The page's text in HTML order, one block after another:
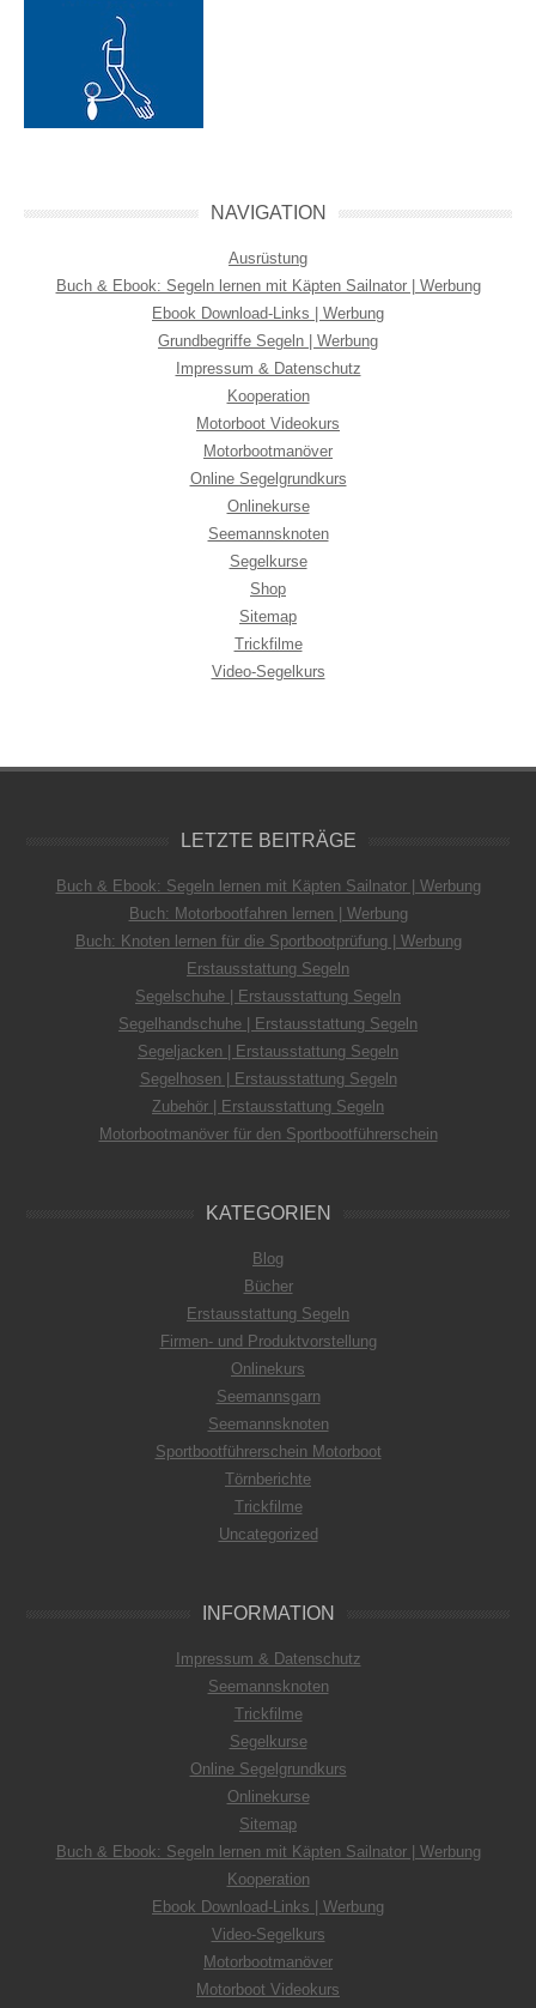
NAVIGATION
Ausrüstung
Buch & Ebook: Segeln lernen mit Käpten Sailnator | Werbung
Ebook Download-Links | Werbung
Grundbegriffe Segeln | Werbung
Impressum & Datenschutz
Kooperation
Motorboot Videokurs
Motorbootmanöver
Online Segelgrundkurs
Onlinekurse
Seemannsknoten
Segelkurse
Shop
Sitemap
Trickfilme
Video-Segelkurs
LETZTE BEITRÄGE
Buch & Ebook: Segeln lernen mit Käpten Sailnator | Werbung
Buch: Motorbootfahren lernen | Werbung
Buch: Knoten lernen für die Sportbootprüfung | Werbung
Erstausstattung Segeln
Segelschuhe | Erstausstattung Segeln
Segelhandschuhe | Erstausstattung Segeln
Segeljacken | Erstausstattung Segeln
Segelhosen | Erstausstattung Segeln
Zubehör | Erstausstattung Segeln
Motorbootmanöver für den Sportbootführerschein
KATEGORIEN
Blog
Bücher
Erstausstattung Segeln
Firmen- und Produktvorstellung
Onlinekurs
Seemannsgarn
Seemannsknoten
Sportbootführerschein Motorboot
Törnberichte
Trickfilme
Uncategorized
INFORMATION
Impressum & Datenschutz
Seemannsknoten
Trickfilme
Segelkurse
Online Segelgrundkurs
Onlinekurse
Sitemap
Buch & Ebook: Segeln lernen mit Käpten Sailnator | Werbung
Kooperation
Ebook Download-Links | Werbung
Video-Segelkurs
Motorbootmanöver
Motorboot Videokurs